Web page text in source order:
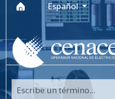
Ir al menú de navegación
Ir al contenido principal
Ir al pie de página del sitio
Idioma
Español